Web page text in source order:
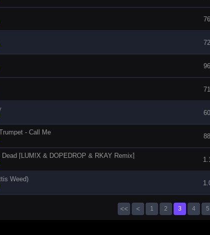
- Call Me
Dead [LUM!X & DOPEDROP & RKAY Remix]
Weed)
<< < 1 2 3 4 5